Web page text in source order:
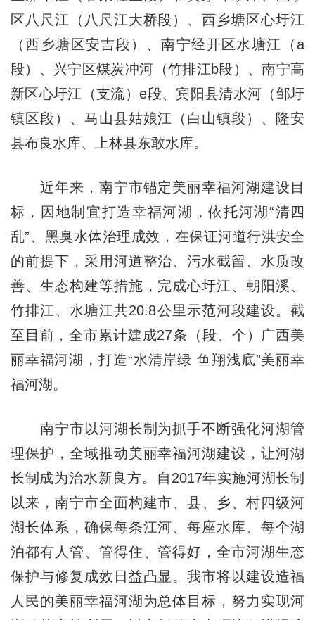
区八尺江（八尺江大桥段）、西乡塘区心圩江
（西乡塘区安吉段）、南宁经开区水塘江（a
段）、兴宁区煤炭冲河（竹排江b段）、南宁高
新区心圩江（支流）e段、宾阳县清水河（邹圩
镇区段）、马山县姑娘江（白山镇段）、隆安
县布良水库、上林县东敢水库。
近年来，南宁市锚定美丽幸福河湖建设目
标，因地制宜打造幸福河湖，依托河湖“清四
乱”、黑臭水体治理成效，在保证河道行洪安全
的前提下，采用河道整治、污水截留、水质改
善、生态构建等措施，完成心圩江、朝阳溪、
竹排江、水塘江共20.8公里示范河段建设。截
至目前，全市累计建成27条（段、个）广西美
丽幸福河湖，打造“水清岸绿 鱼翔浅底”美丽幸
福河湖。
南宁市以河湖长制为抓手不断强化河湖管
理保护，全域推动美丽幸福河湖建设，让河湖
长制成为治水新良方。自2017年实施河湖长制
以来，南宁市全面构建市、县、乡、村四级河
湖长体系，确保每条江河、每座水库、每个湖
泊都有人管、管得住、管得好，全市河湖生态
保护与修复成效日益凸显。我市将以建设造福
人民的美丽幸福河湖为总体目标，努力实现河